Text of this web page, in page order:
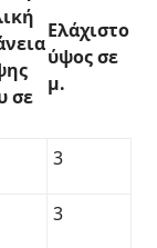
σε
Ελάχιστο
ύψος σε
μ.
3
3